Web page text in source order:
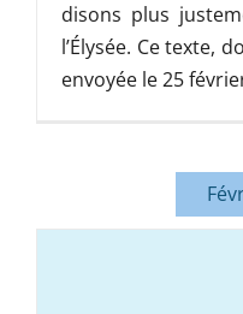
disons plus
l’Élysée. Ce texte,
envoyée le 25